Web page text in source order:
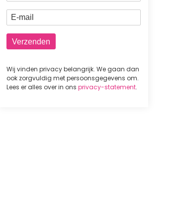
E-mail
Wij vinden privacy belangrijk. We gaan dan
ook zorgvuldig met persoonsgegevens om.
Lees er alles over in ons privacy-statement.